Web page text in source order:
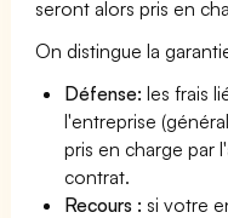
seront alors pris en
On distingue la
Défense: les frais
l'entreprise
pris en charge par
contrat.
Recours : si votre